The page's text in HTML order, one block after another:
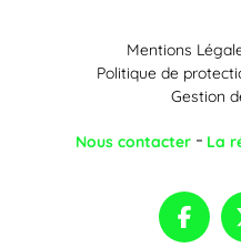
Mentions
Politique de
Gestion
Nous contacter La